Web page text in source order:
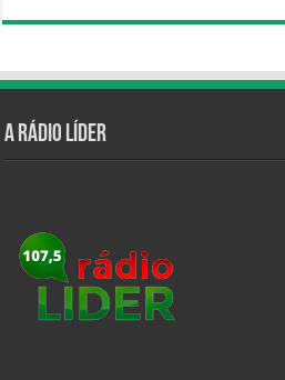
A Rádio Líder